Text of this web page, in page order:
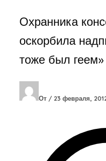
Охранника
оскорбила
тоже был геем»
От / 23 февраля,